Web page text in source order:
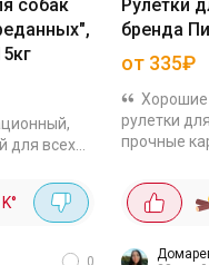
собак
для всех
мясо,
°
0
Рулетки
бренда
от 335₽
рулетки
прочные
подбирай
Зарница
367₽